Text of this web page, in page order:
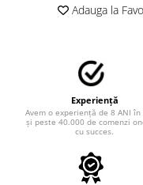
18+ STICKER
BABY ON BOARD
DIVERSE
LOW STICKERS
Adauga la
Experiență
Avem o experiență de 8 ANI în
și peste 40.000 de comenzi
cu succes.